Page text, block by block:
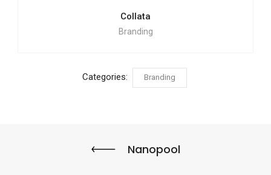
Collata
Branding
Categories: Branding
Nanopool